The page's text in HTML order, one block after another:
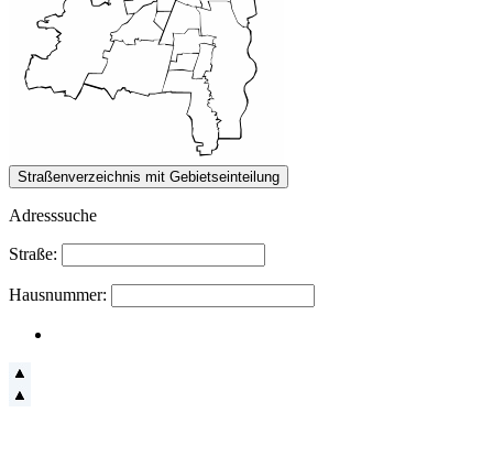
Adresssuche
Straße:
Hausnummer: